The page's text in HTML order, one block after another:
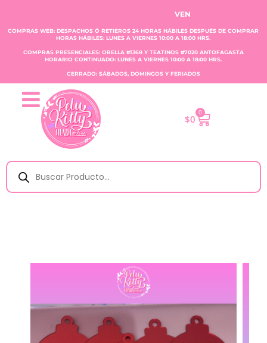
VENTA CLAUDIA TOBAR
COMPRAS WEB: DESPACHOS Ó RETIEROS 24 HORAS HÁBILES DESPUÉS DE COMPRAR
HORAS HÁBILES: LUNES A VIERNES 10:00 A 18:00 HRS.
COMPRAS PRESENCIALES: ORELLA #1368 Y TEATINOS #7020 ANTOFAGASTA
HORARIO CONTINUADO: LUNES A VIERNES 10:00 A 18:00 HRS.
CERRADO: SÁBADOS, DOMINGOS Y FERIADOS
$0
0